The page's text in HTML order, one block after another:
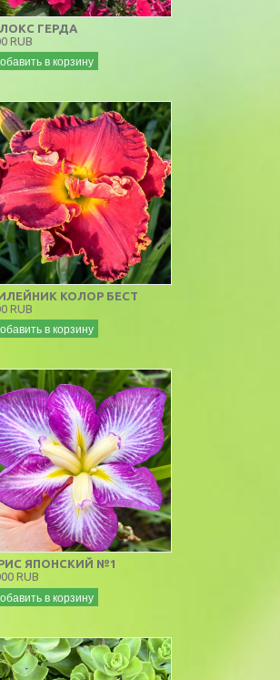
ГЕРДА
RUB
в корзину
КОЛОР БЕСТ
RUB
в корзину
ЯПОНСКИЙ №1
RUB
в корзину